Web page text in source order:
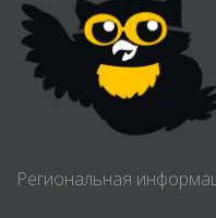
Региональная